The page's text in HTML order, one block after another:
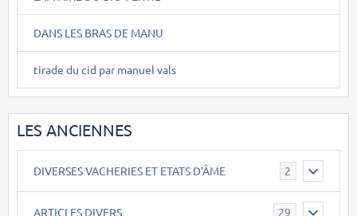
DANS LES BRAS DE MANU
tirade du cid par manuel vals
LES ANCIENNES
DIVERSES VACHERIES ET ETATS D'ÂME 2
ARTICLES DIVERS 29